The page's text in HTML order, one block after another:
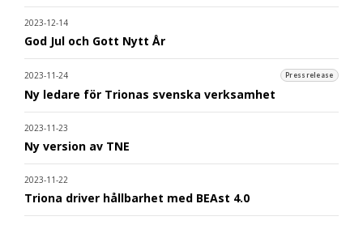
2023-12-14
God Jul och Gott Nytt År
2023-11-24 Pressrelease
Ny ledare för Trionas svenska verksamhet
2023-11-23
Ny version av TNE
2023-11-22
Triona driver hållbarhet med BEAst 4.0